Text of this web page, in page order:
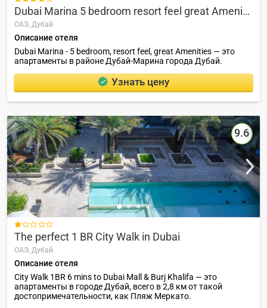
Dubai Marina 5 bedroom resort feel great Amenities
ОАЭ, Дубай
Описание отеля
Dubai Marina - 5 bedroom, resort feel, great Amenities — это
апартаменты в районе Дубай-Марина города Дубай.
Узнать цену
9.6

The perfect 1 BR City Walk in Dubai
ОАЭ, Дубай
Описание отеля
City Walk 1BR 6 mins to Dubai Mall & Burj Khalifa — это
апартаменты в городе Дубай, всего в 2,8 км от такой
достопримечательности, как Пляж Меркато.